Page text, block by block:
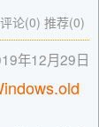
评论(0) 推荐(0)
年12月29日